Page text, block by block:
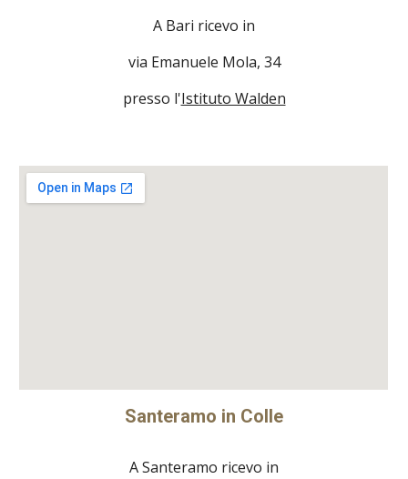
A Bari ricevo in
via Emanuele Mola, 34
presso l'Istituto Walden
Santeramo in Colle
ASanteramo ricevo in